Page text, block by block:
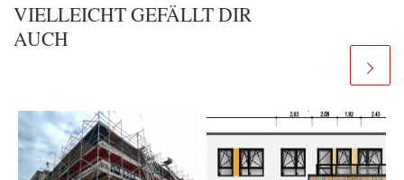
VIELLEICHT GEFÄLLT DIR
AUCH